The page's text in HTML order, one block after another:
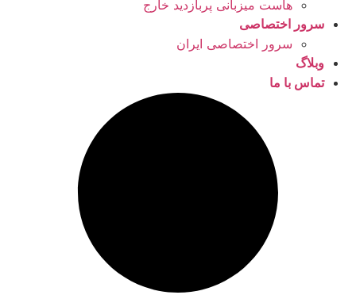
هاست میزبانی پربازدید خارج
سرور اختصاصی
سرور اختصاصی ایران
وبلاگ
تماس با ما